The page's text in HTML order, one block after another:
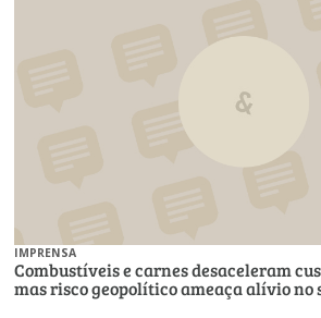
IMPRENSA
Combustíveis e carnes desaceleram
mas risco geopolítico ameaça alívio no